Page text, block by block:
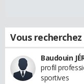
Vous
Baudouin
profil
sportives